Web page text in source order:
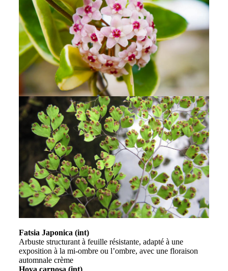
Fatsia Japonica (int)
Arbuste structurant à feuille résistante, adapté à une
exposition à la mi-ombre ou l’ombre, avec une floraison
automnale crème
Hoya carnosa (int)